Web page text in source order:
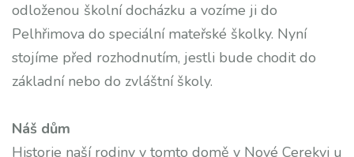
odloženou školní docházku a vozíme ji do
Pelhřimova do speciální mateřské školky. Nyní
stojíme před rozhodnutím, jestli bude chodit do
základní nebo do zvláštní školy.
Náš dům
Historie naší rodiny v tomto domě v Nové Cerekvi u